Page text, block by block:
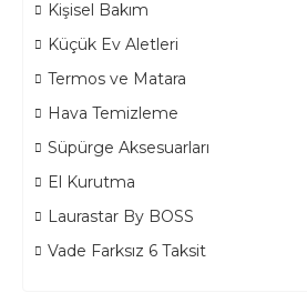
Kişisel Bakım
Küçük Ev Aletleri
Termos ve Matara
Hava Temizleme
Süpürge Aksesuarları
El Kurutma
Laurastar By BOSS
Vade Farksız 6 Taksit